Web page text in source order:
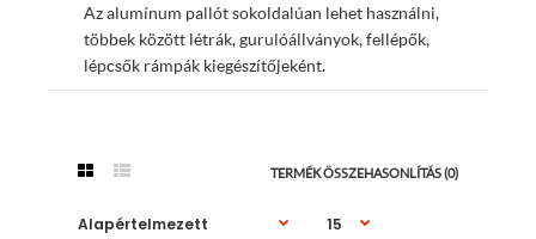
Az alumínum pallót sokoldalúan lehet használni,
többek között létrák, gurulóállványok, fellépők,
lépcsők rámpák kiegészítőjeként.
TERMÉK ÖSSZEHASONLÍTÁS (0)